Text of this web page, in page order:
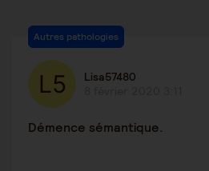
Autres pathologies
Lisa57480
Démence sémantique.